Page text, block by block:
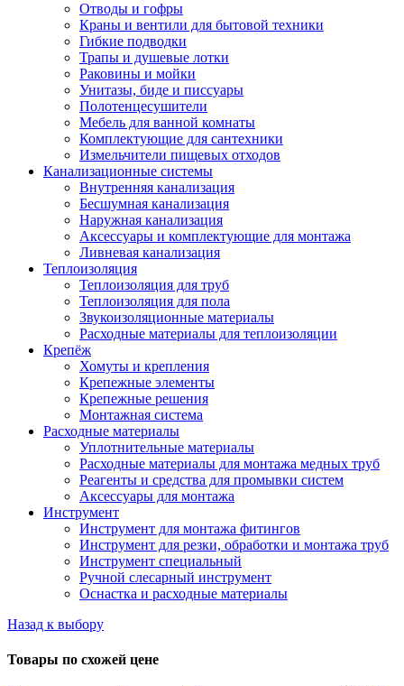
Отводы и гофры
Краны и вентили для бытовой техники
Гибкие подводки
Трапы и душевые лотки
Раковины и мойки
Унитазы, биде и писсуары
Полотенцесушители
Мебель для ванной комнаты
Комплектующие для сантехники
Измельчители пищевых отходов
Канализационные системы
Внутренняя канализация
Бесшумная канализация
Наружная канализация
Аксессуары и комплектующие для монтажа
Ливневая канализация
Теплоизоляция
Теплоизоляция для труб
Теплоизоляция для пола
Звукоизоляционные материалы
Расходные материалы для теплоизоляции
Крепёж
Хомуты и крепления
Крепежные элементы
Крепежные решения
Монтажная система
Расходные материалы
Уплотнительные материалы
Расходные материалы для монтажа медных труб
Реагенты и средства для промывки систем
Аксессуары для монтажа
Инструмент
Инструмент для монтажа фитингов
Инструмент для резки, обработки и монтажа труб
Инструмент специальный
Ручной слесарный инструмент
Оснастка и расходные материалы
Назад к выбору
Товары по схожей цене